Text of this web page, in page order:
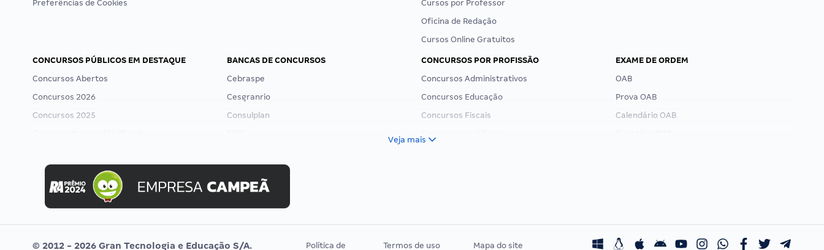
Preferências de Cookies
Cursos por Professor
Oficina de Redação
Cursos Online Gratuitos
CONCURSOS PÚBLICOS EM DESTAQUE
Concursos Abertos
Concursos 2026
Concursos 2025
Concurso MPU
Editais publicados
BANCAS DE CONCURSOS
Cebraspe
Cesgranrio
Consulplan
Selecon
Uniase
Vunesp
CONCURSOS POR PROFISSÃO
Concursos Administrativos
Concursos Educação
Concursos Fiscais
Residência Multiprofissional
EXAME DE ORDEM
OAB
Prova OAB
Calendário OAB
Veja mais
© 2012 - 2026 Gran Tecnologia e Educação S/A. Política de Termos de uso Mapa do site